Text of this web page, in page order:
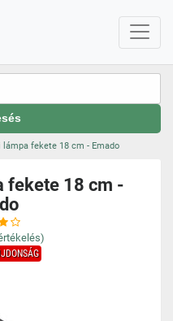
lámpa fekete 18 cm - Emado
fekete 18 cm -